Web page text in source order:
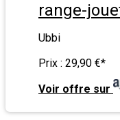
range-
Ubbi
Prix : 29,90 €*
Voir offre sur